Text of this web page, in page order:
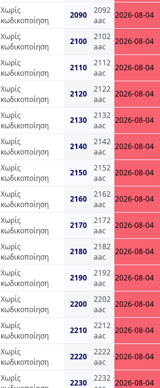
Χωρίς
κωδικοποίηση
2090
2092
aac
2026-08-04
Χωρίς
κωδικοποίηση
2100
2102
aac
2026-08-04
Χωρίς
κωδικοποίηση
2110
2112
aac
2026-08-04
Χωρίς
κωδικοποίηση
2120
2122
aac
2026-08-04
Χωρίς
κωδικοποίηση
2130
2132
aac
2026-08-04
Χωρίς
κωδικοποίηση
2140
2142
aac
2026-08-04
Χωρίς
κωδικοποίηση
2150
2152
aac
2026-08-04
Χωρίς
κωδικοποίηση
2160
2162
aac
2026-08-04
Χωρίς
κωδικοποίηση
2170
2172
aac
2026-08-04
Χωρίς
κωδικοποίηση
2180
2182
aac
2026-08-04
Χωρίς
κωδικοποίηση
2190
2192
aac
2026-08-04
Χωρίς
κωδικοποίηση
2200
2202
aac
2026-08-04
Χωρίς
κωδικοποίηση
2210
2212
aac
2026-08-04
Χωρίς
κωδικοποίηση
2220
2222
aac
2026-08-04
Χωρίς
2230
2232 2026-08-04